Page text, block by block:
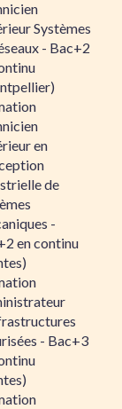
Systèmes
- Bac+2
en
de
-
en continu
- Bac+3